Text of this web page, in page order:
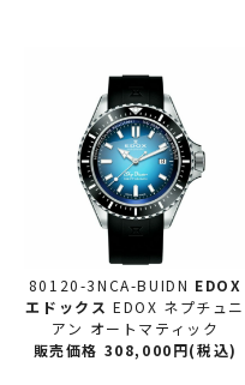
80120-3NCA-BUIDN EDOX
エドックス EDOX ネプチュニ
アン オートマティック
販売価格 308,000円(税込)